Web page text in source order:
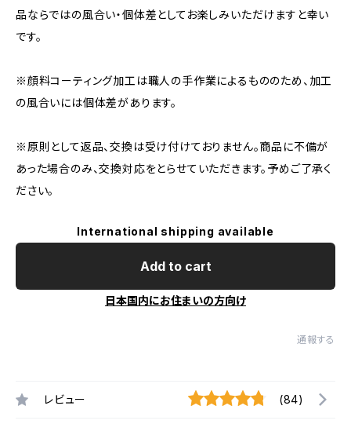
品ならではの風合い・個体差としてお楽しみいただけますと幸い
です。
※顔料コーティング加工は職人の手作業によるもののため、加工
の風合いには個体差があります。
※原則として返品、交換は受け付けておりません。商品に不備が
あった場合のみ、交換対応をとらせていただきます。予めご了承く
ださい。
International shipping available
Add to cart
日本国内にお住まいの方向け
通報する
レビュー (84)